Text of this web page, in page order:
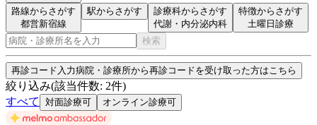
路線からさがす
都営新宿線
駅からさがす
診療科からさがす
代謝・内分泌内科
特徴からさがす
土曜日診療
検索
再診コード入力病院・診療所から再診コードを受け取った方はこちら
絞り込み(該当件数: 2件)
すべて
対面診療可 オンライン診療可